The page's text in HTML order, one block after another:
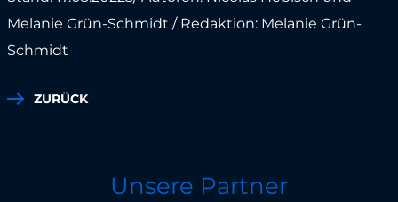
Melanie Grün-Schmidt / Redaktion: Melanie Grün-
Schmidt
ZURÜCK
Unsere Partner